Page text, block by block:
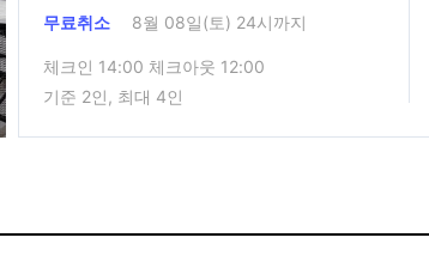
무료취소 8월 08일(토) 24시까지
체크인 14:00 체크아웃 12:00
기준 2인, 최대 4인